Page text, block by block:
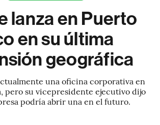
lanza en Puerto
en su última
geográfica
una oficina corporativa en
pero su vicepresidente ejecutivo dijo
podría abrir una en el futuro.